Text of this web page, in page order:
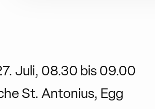
Juli, 08.30 bis 09.00
St. Antonius, Egg